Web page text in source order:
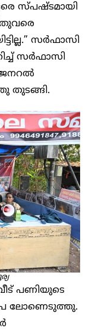
സ്പഷ്ടമായി
സർഫാസി
സർഫാസി
ജനറൽ
തുടങ്ങി.
പണിയുടെ
ലോണെടുത്തു.